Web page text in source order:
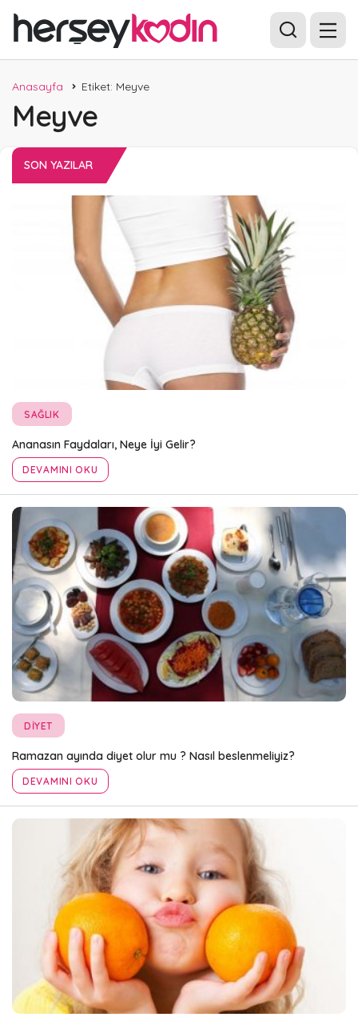
Anasayfa Etiket: Meyve
Meyve
SON YAZILAR
SAĞLIK
Ananasın Faydaları, Neye İyi Gelir?
DEVAMINI OKU
DIYET
Ramazan ayında diyet olur mu ? Nasıl beslenmeliyiz?
DEVAMINI OKU